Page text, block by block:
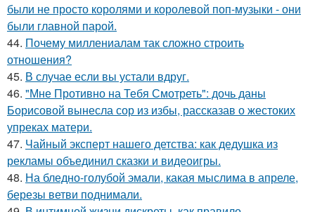
были не просто королями и королевой поп-музыки - они
были главной парой.
44. Почему миллениалам так сложно строить
отношения?
45. В случае если вы устали вдруг.
46. "Мне Противно на Тебя Смотреть": дочь даны
Борисовой вынесла сор из избы, рассказав о жестоких
упреках матери.
47. Чайный эксперт нашего детства: как дедушка из
рекламы объединил сказки и видеоигры.
48. На бледно-голубой эмали, какая мыслима в апреле,
березы ветви поднимали.